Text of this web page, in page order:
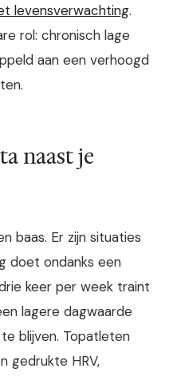
levensverwachting.
rol: chronisch lage
aan een verhoogd
naast je
baas. Er zijn situaties
doet ondanks een
keer per week traint
lagere dagwaarde
blijven. Topatleten
gedrukte HRV,